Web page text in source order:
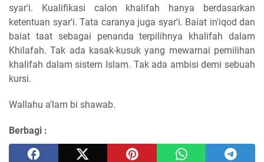
syar'i. Kualifikasi calon khalifah hanya berdasarkan
ketentuan syar'i. Tata caranya juga syar'i. Baiat in'iqod dan
baiat taat sebagai penanda terpilihnya khalifah dalam
Khilafah. Tak ada kasak-kusuk yang mewarnai pemilihan
khalifah dalam sistem Islam. Tak ada ambisi demi sebuah
kursi.
Wallahu a'lam bi shawab.
Berbagi :